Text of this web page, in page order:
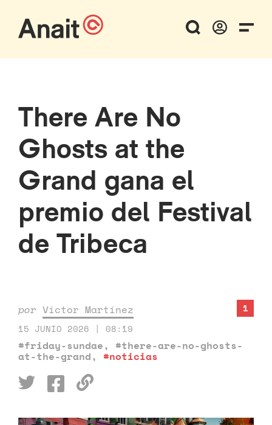
There Are No
Ghosts at the
Grand gana el
premio del Festival
de Tribeca
por Víctor Martínez
15 JUNIO 2026 | 08:19
#friday-sundae, #there-are-no-ghosts-
at-the-grand, #noticias
1